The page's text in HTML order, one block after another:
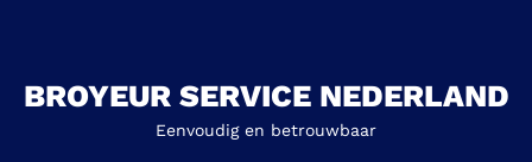
BROYEUR SERVICE NEDERLAND
Eenvoudig en betrouwbaar